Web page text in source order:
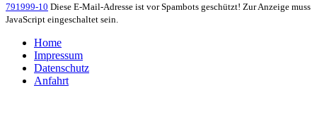
791999-10 Diese E-Mail-Adresse ist vor Spambots geschützt! Zur Anzeige muss
JavaScript eingeschaltet sein.
Home
Impressum
Datenschutz
Anfahrt